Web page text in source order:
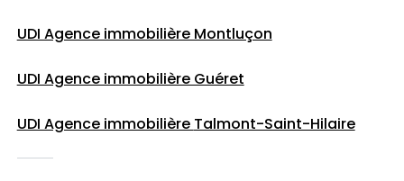
UDI Agence immobilière Montluçon
UDI Agence immobilière Guéret
UDI Agence immobilière Talmont-Saint-Hilaire